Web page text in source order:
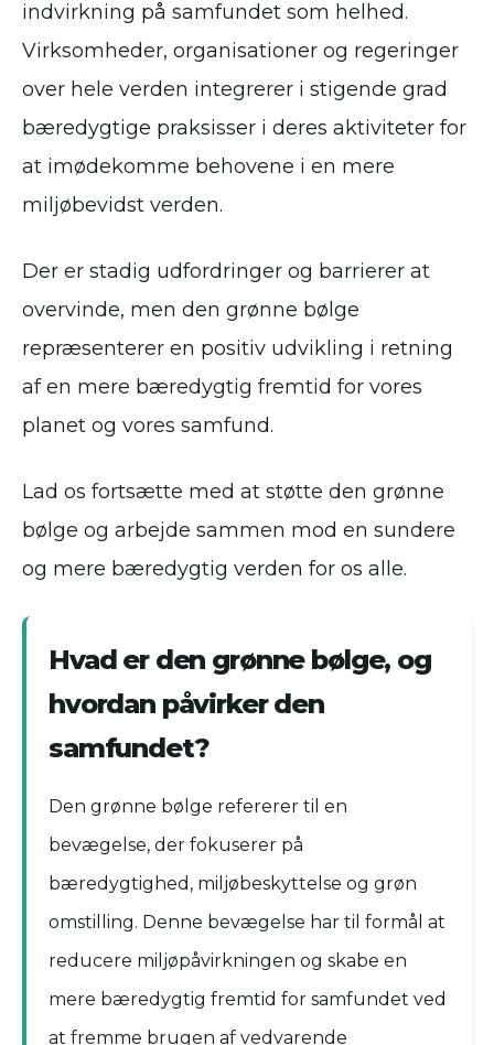
indvirkning på samfundet som helhed.
Virksomheder, organisationer og regeringer
over hele verden integrerer i stigende grad
bæredygtige praksisser i deres aktiviteter for
at imødekomme behovene i en mere
miljøbevidst verden.
Der er stadig udfordringer og barrierer at
overvinde, men den grønne bølge
repræsenterer en positiv udvikling i retning
af en mere bæredygtig fremtid for vores
planet og vores samfund.
Lad os fortsætte med at støtte den grønne
bølge og arbejde sammen mod en sundere
og mere bæredygtig verden for os alle.
Hvad er den grønne bølge, og
hvordan påvirker den
samfundet?
Den grønne bølge refererer til en
bevægelse, der fokuserer på
bæredygtighed, miljøbeskyttelse og grøn
omstilling. Denne bevægelse har til formål at
reducere miljøpåvirkningen og skabe en
mere bæredygtig fremtid for samfundet ved
at fremme brugen af vedvarende